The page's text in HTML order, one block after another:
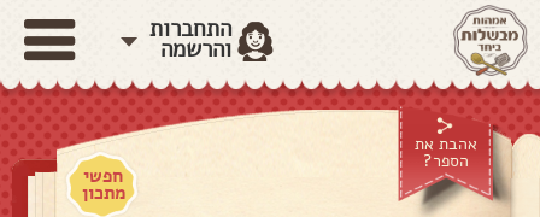
התחברות
והרשמה
אהבת את
הספר?
חפשי
מתכון